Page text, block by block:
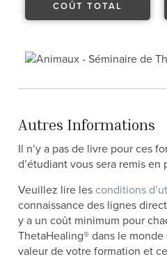
COÛT TOTAL
Autres Informations
Il n’y a pas de livre pour ces
d’étudiant vous sera remis en
Veuillez lire les conditions
connaissance des lignes
y a un coût minimum pour
ThetaHealing® dans le
valeur de votre formation et